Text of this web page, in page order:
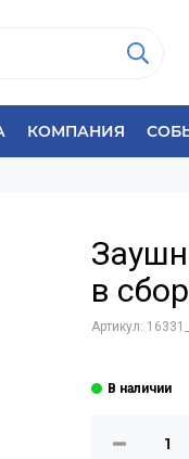
КОМПАНИЯ
в
Артикул: